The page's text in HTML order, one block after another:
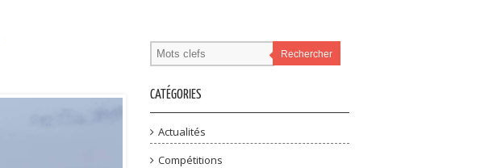
Rechercher
CATÉGORIES
Actualités
Compétitions